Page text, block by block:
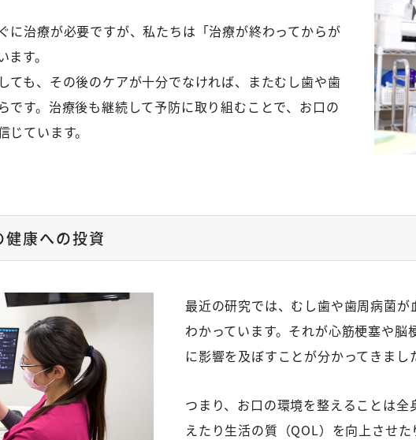
に治療が必要ですが、私たちは「治療が終わってからが
す。
ても、その後のケアが十分でなければ、またむし歯や歯
です。治療後も継続して予防に取り組むことで、お口の
ています。
康への投資
最近の研究では、むし歯や歯周病菌
わかっています。それが心筋梗塞や
に影響を及ぼすことが分かってきまし
つまり、お口の環境を整えることは
えたり生活の質（QOL）を向上させ